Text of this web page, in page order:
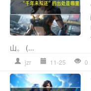
山。 (...
jzr 11-25 0